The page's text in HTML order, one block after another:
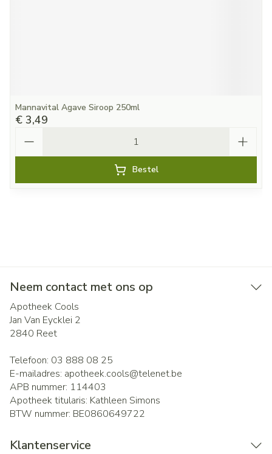
Mannavital Agave Siroop 250ml
€ 3,49
Bestel
Neem contact met ons op
Apotheek Cools
Jan Van Eycklei 2
2840 Reet
Telefoon: 03 888 08 25
E-mailadres: apotheek.cools@telenet.be
APB nummer: 114403
Apotheek titularis: Kathleen Simons
BTW nummer: BE0860649722
Klantenservice